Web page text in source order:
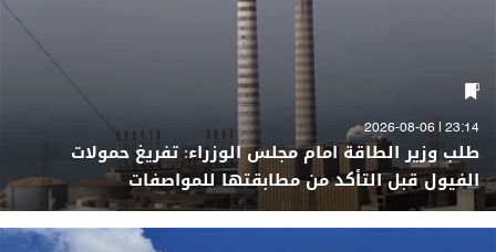
23:14 | 2026-08-06
طلب وزير الطاقة امام مجلس الوزراء: تفريغ حمولات
الفيول قبل التأكد من مطابقتها للمواصفات